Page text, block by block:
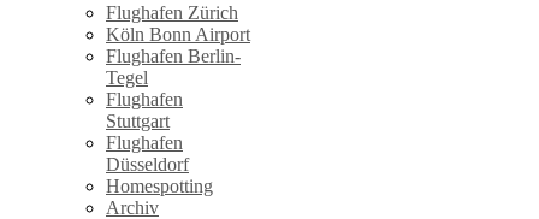
Flughafen Zürich
Köln Bonn Airport
Flughafen Berlin-
Tegel
Flughafen
Stuttgart
Flughafen
Düsseldorf
Homespotting
Archiv